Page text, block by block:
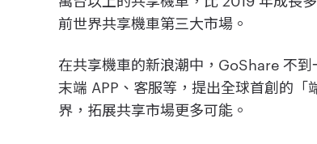
前世界共享機車第三大市場。
在共享機車的新浪潮中，GoShare 不
末端 APP、客服等，提出全球首創的
界，拓展共享市場更多可能。